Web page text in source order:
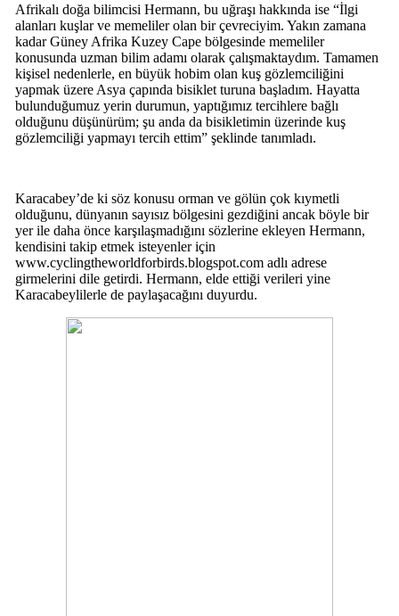
Afrikalı doğa bilimcisi Hermann, bu uğraşı hakkında ise “İlgi
alanları kuşlar ve memeliler olan bir çevreciyim. Yakın zamana
kadar Güney Afrika Kuzey Cape bölgesinde memeliler
konusunda uzman bilim adamı olarak çalışmaktaydım. Tamamen
kişisel nedenlerle, en büyük hobim olan kuş gözlemciliğini
yapmak üzere Asya çapında bisiklet turuna başladım. Hayatta
bulunduğumuz yerin durumun, yaptığımız tercihlere bağlı
olduğunu düşünürüm; şu anda da bisikletimin üzerinde kuş
gözlemciliği yapmayı tercih ettim” şeklinde tanımladı.
Karacabey’de ki söz konusu orman ve gölün çok kıymetli
olduğunu, dünyanın sayısız bölgesini gezdiğini ancak böyle bir
yer ile daha önce karşılaşmadığını sözlerine ekleyen Hermann,
kendisini takip etmek isteyenler için
www.cyclingtheworldforbirds.blogspot.com adlı adrese
girmelerini dile getirdi. Hermann, elde ettiği verileri yine
Karacabeylilerle de paylaşacağını duyurdu.